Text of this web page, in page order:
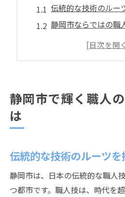
伝統的な技術のルー
静岡市ならではの職
歴史と共に歩む職人
職人の伝統を未来へ
職人たちの情熱が生み出
職人の情熱が地域に
職人の情熱が結びつ
静岡市で職人を支
静岡市で輝く職人
は
伝統的な技術のルーツを
静岡市は、日本の伝統的な職人
つ都市です。職人技は、時代を